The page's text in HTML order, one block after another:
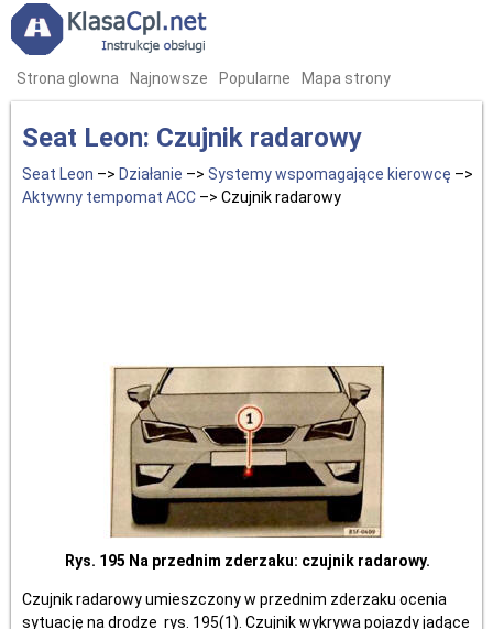
Strona glowna Najnowsze Popularne Mapa strony
Seat Leon: Czujnik radarowy
Seat Leon –> Działanie –> Systemy wspomagające kierowcę –>
Aktywny tempomat ACC –> Czujnik radarowy
Rys. 195 Na przednim zderzaku: czujnik radarowy.
Czujnik radarowy umieszczony w przednim zderzaku ocenia
sytuację na drodze rys. 195(1). Czujnik wykrywa pojazdy jadące